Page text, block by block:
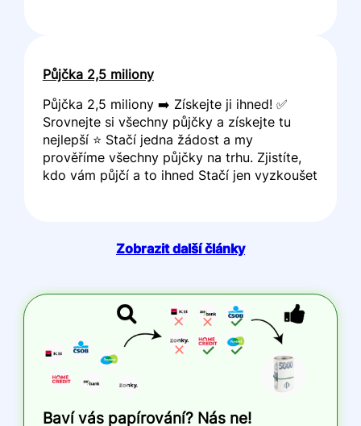
Půjčka 2,5 miliony
Půjčka 2,5 miliony ➡️ Získejte ji ihned! ✅
Srovnejte si všechny půjčky a získejte tu
nejlepší ⭐ Stačí jedna žádost a my
prověříme všechny půjčky na trhu. Zjistíte,
kdo vám půjčí a to ihned Stačí jen vyzkoušet
Zobrazit další články
Baví vás papírování? Nás ne!